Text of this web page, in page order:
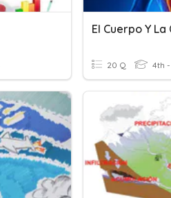
El Cuerpo Y La
20 Q 4th